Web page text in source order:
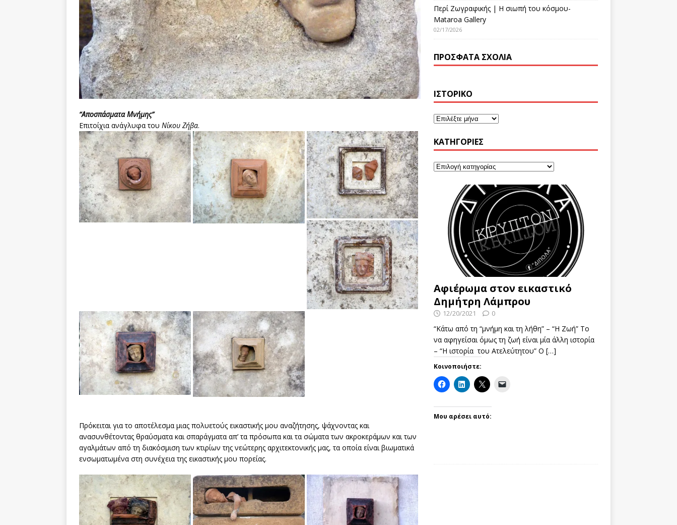
“Αποσπάσματα Μνήμης”
Επιτοίχια ανάγλυφα του Νίκου Ζήβα.
Πρόκειται για το αποτέλεσμα μιας πολυετούς εικαστικής μου αναζήτησης, ψάχνοντας και
ανασυνθέτοντας θραύσματα και σπαράγματα απ’ τα πρόσωπα και τα σώματα των ακροκεράμων και των
αγαλμάτων από τη διακόσμιση των κτιρίων της νεώτερης αρχιτεκτονικής μας, τα οποία είναι βιωματικά
ενσωματωμένα στη συνέχεια της εικαστικής μου πορείας.
Περί Ζωγραφικής | Η σιωπή του κόσμου-
Mataroa Gallery
02/17/2026
ΠΡΌΣΦΑΤΑ ΣΧΌΛΙΑ
ΙΣΤΟΡΙΚΌ
KΑΤΗΓΟΡΊΕΣ
Αφιέρωμα στον εικαστικό
Δημήτρη Λάμπρου
12/20/2021 0
“Κάτω από τη “μνήμη και τη λήθη” – “Η Ζωή” Το
να αφηγείσαι όμως τη ζωή είναι μία άλλη ιστορία
– “Η ιστορία του Ατελεύτητου” Ο […]
Κοινοποιήστε:
Μου αρέσει αυτό: